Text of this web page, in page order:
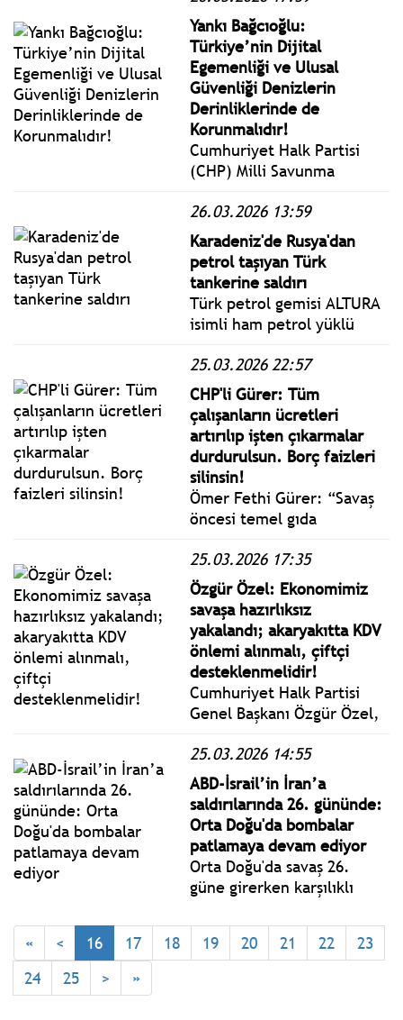
milletvekili genel seçimi
olsa oyunuzu hangi siyasi
partiye verirsiniz? diye
soruldu.
Yankı Bağcıoğlu:
Türkiye’nin Dijital
Egemenliği ve Ulusal
Güvenliği Denizlerin
Derinliklerinde de
Korunmalıdır!
Cumhuriyet Halk Partisi
(CHP) Milli Savunma
Genel Başkan Yardımcısı
Yankı Bağcıoğlu, sualtı ve
deniz tabanı altyapılarının
güvenliğine dikkat çekti.
26.03.2026 13:59
Karadeniz'de Rusya'dan
petrol taşıyan Türk
tankerine saldırı
Türk petrol gemisi ALTURA
isimli ham petrol yüklü
15 mil açığında
Karadeniz'de drone isabet
etti.
25.03.2026 22:57
CHP'li Gürer: Tüm
çalışanların ücretleri
artırılıp işten çıkarmalar
durdurulsun. Borç faizleri
silinsin!
Ömer Fethi Gürer: “Savaş
öncesi temel gıda
çalışanları daha çok çalışıp
daha az gelir sağlar noktaya
sürüklemişti. Çalışarak
yoksullaşan kesimin
kurtulması önemli bir
kesim için zorlaştı."
25.03.2026 17:35
Özgür Özel: Ekonomimiz
savaşa hazırlıksız
yakalandı; akaryakıtta KDV
önlemi alınmalı, çiftçi
desteklenmelidir!
Cumhuriyet Halk Partisi
Genel Başkanı Özgür Özel,
Ofisi (CAO) Yürütme Kurulu
toplantısına katıldı.
25.03.2026 14:55
ABD-İsrail’in İran’a
saldırılarında 26. gününde:
Orta Doğu'da bombalar
patlamaya devam ediyor
Orta Doğu'da savaş 26.
güne girerken karşılıklı
sürüyor. Trump'ın 'görüşme'
açıklaması ve İran'ın
« < 16 17 18 19 20 21 22
23
24
25 > »